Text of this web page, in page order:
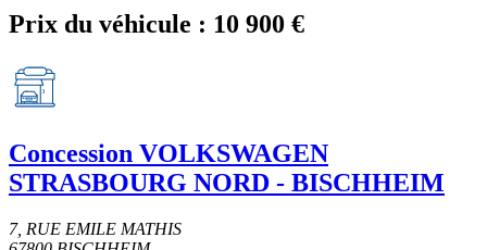
Prix du véhicule : 10 900 €
Concession VOLKSWAGEN
STRASBOURG NORD - BISCHHEIM
7, RUE EMILE MATHIS